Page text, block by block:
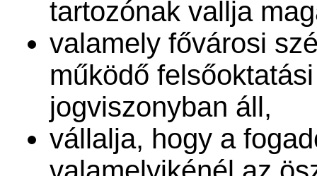
tartozónak vallja
valamely fővárosi
működő
jogviszonyban áll,
vállalja, hogy a